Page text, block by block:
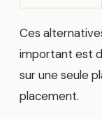
Ces
important est
sur une seule
placement.